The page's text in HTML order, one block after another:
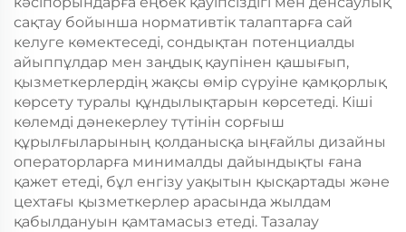
сақтау бойынша нормативтік талаптарға сай
келуге көмектеседі, сондықтан потенциалды
айыппұлдар мен заңдық қаупінен қашығып,
қызметкерлердің жақсы өмір сүруіне қамқорлық
көрсету туралы құндылықтарын көрсетеді. Кіші
көлемді дәнекерлеу түтінін сорғыш
құрылғыларының қолданысқа ыңғайлы дизайны
операторларға минималды дайындықты ғана
қажет етеді, бұл енгізу уақытын қысқартады және
цехтағы қызметкерлер арасында жылдам
қабылдануын қамтамасыз етеді. Тазалау